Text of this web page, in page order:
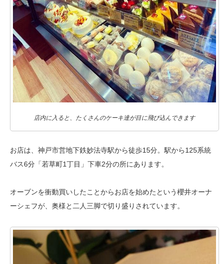
店内に入ると、たくさんのケーキ達が目に飛び込んできます
お店は、神戸市営地下鉄妙法寺駅から徒歩15分。駅から125系統
バス6分「若草町1丁目」下車2分の所にあります。
オーブンを衝動買いしたことからお店を始めたという櫻井オーナ
ーシェフが、奥様と二人三脚で切り盛りされています。